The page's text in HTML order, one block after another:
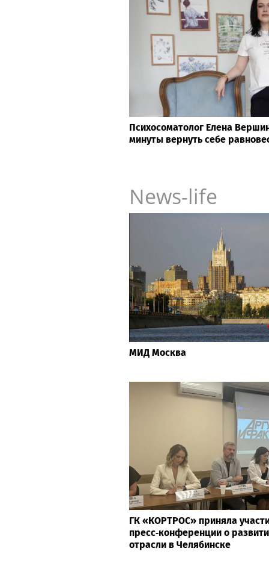
Психосоматолог Елена
минуты вернуть себе
News-life
МИД Москва
ГК «КОРТРОС» приняла
пресс‑конференции о
отрасли в Челябинске